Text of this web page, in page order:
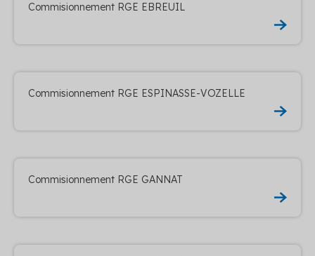
Commisionnement RGE EBREUIL
Commisionnement RGE ESPINASSE-VOZELLE
Commisionnement RGE GANNAT